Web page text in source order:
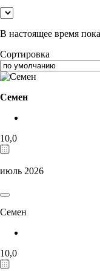
В настоящее время
Сортировка
Семен
10,0
июль 2026
Семен
10,0